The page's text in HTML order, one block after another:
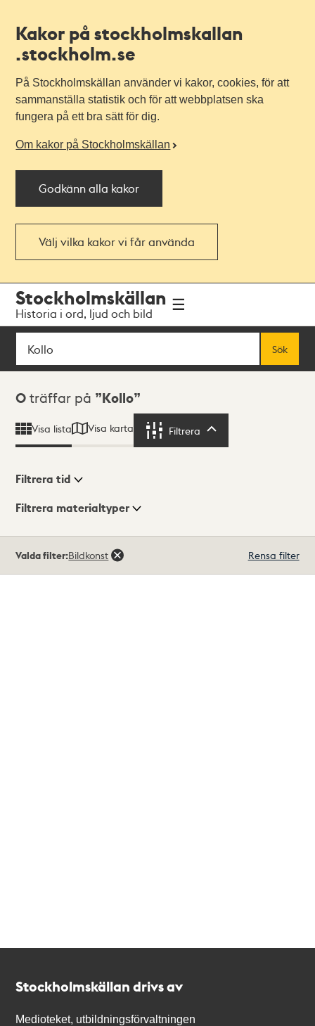
Kakor på stockholmskallan
.stockholm.se
På Stockholmskällan använder vi kakor, cookies, för att
sammanställa statistik och för att webbplatsen ska
fungera på ett bra sätt för dig.
Om kakor på Stockholmskällan
Godkänn alla kakor
Välj vilka kakor vi får använda
navigationen
huvudinnehållet
Stockholmskällan
Historia i ord, ljud och bild
Sök
Sök
Sökresultat
0 träffar på Kollo
Visa lista Visa karta Filtrera
Visningsläge
Filtrera tid
Filtrera materialtyper
träffar
Valda filter:Bildkonst Rensa filter
Stockholmskällan drivs av
Medioteket, utbildningsförvaltningen